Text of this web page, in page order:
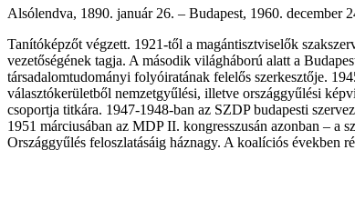
Alsólendva, 1890. január 26. – Budapest, 1960. december
Tanítóképzőt végzett. 1921-től a magántisztviselők
vezetőségének tagja. A második világháború alatt a
társadalomtudományi folyóiratának felelős szerkesztője.
választókerületből nemzetgyűlési, illetve országgyűlési
csoportja titkára. 1947-1948-ban az SZDP budapesti
1951 márciusában az MDP II. kongresszusán azonban –
Országgyűlés feloszlatásáig háznagy. A koalíciós években